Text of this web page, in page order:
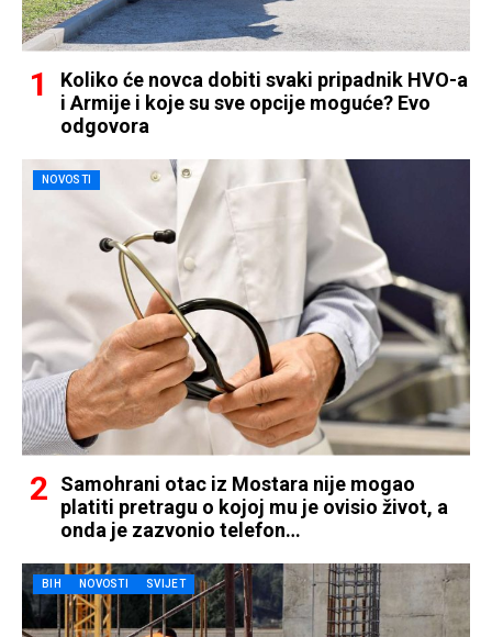
Koliko će novca dobiti svaki pripadnik HVO-a
i Armije i koje su sve opcije moguće? Evo
odgovora
NOVOSTI
Samohrani otac iz Mostara nije mogao
platiti pretragu o kojoj mu je ovisio život, a
onda je zazvonio telefon…
BIH NOVOSTI SVIJET